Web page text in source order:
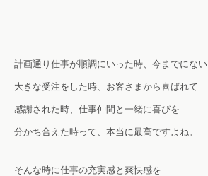
計画通り仕事が順調にいった時、今までにない
大きな受注をした時、お客さまから喜ばれて
感謝された時、仕事仲間と一緒に喜びを
分かち合えた時って、本当に最高ですよね。
そんな時に仕事の充実感と爽快感を